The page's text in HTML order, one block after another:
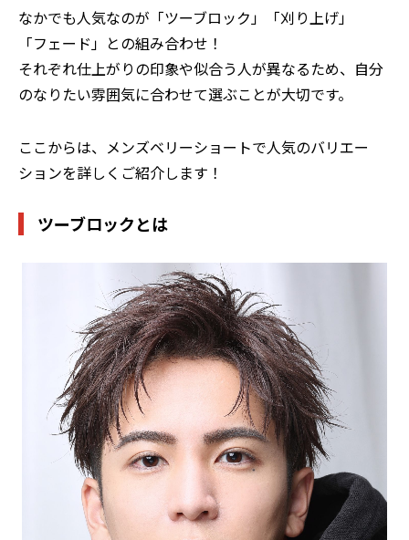
なかでも人気なのが「ツーブロック」「刈り上げ」
「フェード」との組み合わせ！
それぞれ仕上がりの印象や似合う人が異なるため、自分
のなりたい雰囲気に合わせて選ぶことが大切です。
ここからは、メンズベリーショートで人気のバリエー
ションを詳しくご紹介します！
ツーブロックとは